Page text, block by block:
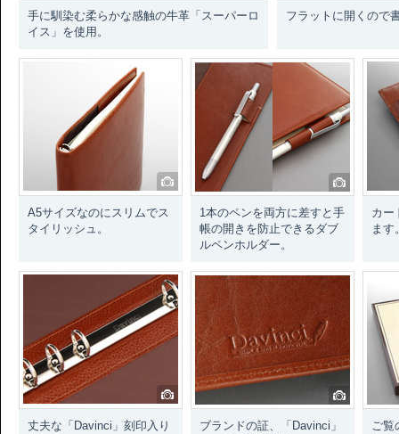
手に馴染む柔らかな感触の牛革「スーパーロ
イス」を使用。
フラットに開くので
A5サイズなのにスリムでス
タイリッシュ。
1本のペンを両方に差すと手
帳の開きを防止できるダブ
ルペンホルダー。
カー
ます
丈夫な「Davinci」刻印入り
ブランドの証、「Davinci」
ご覧